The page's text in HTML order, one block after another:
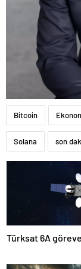
Bitcoin
Solana son
Türksat 6A